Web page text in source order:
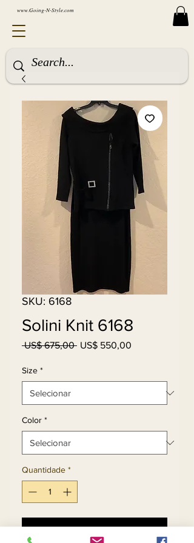
www.Going-N-Style.com
SKU: 6168
Solini Knit 6168
US$ 675,00 Preço
US$ 550,00
Size *
Color *
Quantidade *
Adicionar ao carrinho